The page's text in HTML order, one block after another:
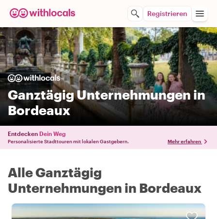
Registrieren
Ganztägig Unternehmungen in
Bordeaux
Entdecken Dein Weg
Personalisierte Stadttouren mit lokalen Gastgebern. Mehr erfahren
Alle Ganztägig
Unternehmungen in Bordeaux